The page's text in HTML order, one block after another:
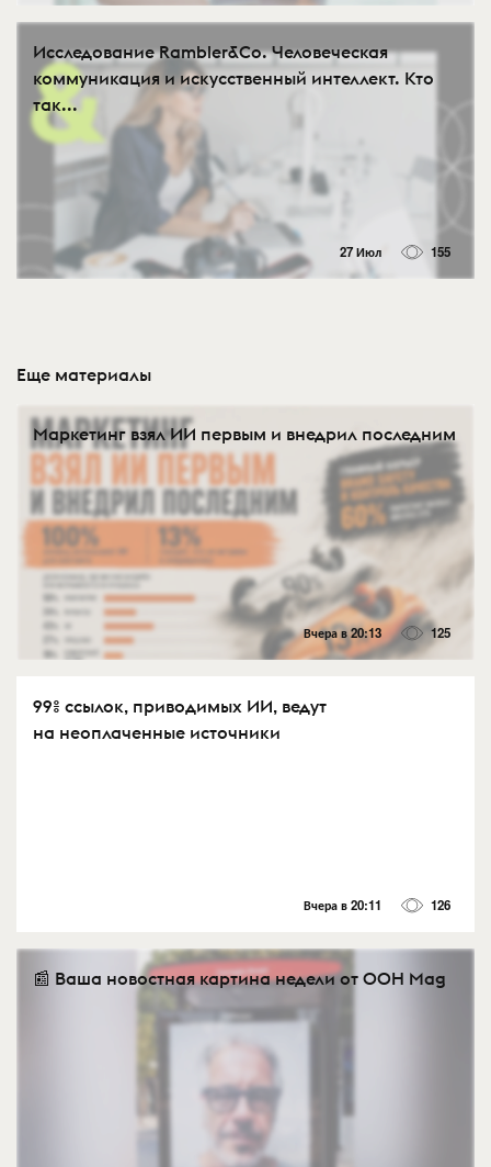
Исследование Rambler&Co. Человеческая
коммуникация и искусственный интеллект. Кто
так...
27 Июл 155
Еще материалы
Маркетинг взял ИИ первым и внедрил последним
Вчера в 20:13 125
99% ссылок, приводимых ИИ, ведут
на неоплаченные источники
Вчера в 20:11 126
📰 Ваша новостная картина недели от OOH Mag